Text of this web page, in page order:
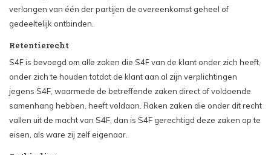
verlangen van één der partijen de overeenkomst geheel of
gedeeltelijk ontbinden.
Retentierecht
S4F is bevoegd om alle zaken die S4F van de klant onder zich heeft,
onder zich te houden totdat de klant aan al zijn verplichtingen
jegens S4F, waarmede de betreffende zaken direct of voldoende
samenhang hebben, heeft voldaan. Raken zaken die onder dit recht
vallen uit de macht van S4F, dan is S4F gerechtigd deze zaken op te
eisen, als ware zij zelf eigenaar.